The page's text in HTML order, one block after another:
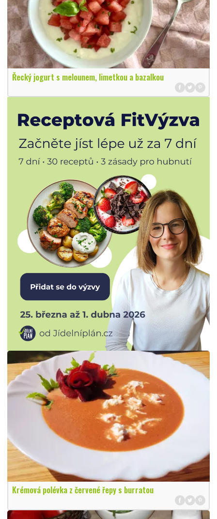
Řecký jogurt s melounem, limetkou a bazalkou
Krémová polévka z červené řepy s burratou